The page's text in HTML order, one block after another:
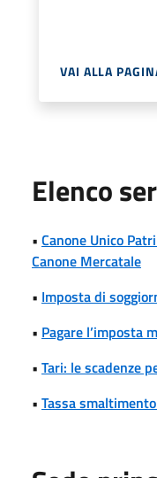
VAI ALLA
Elenco
• Canone Unico
Canone Mercatale
• Imposta di
• Pagare l’imposta
• Tari: le scadenze
• Tassa